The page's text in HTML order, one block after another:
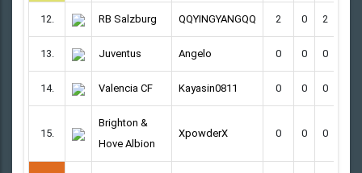
12. RB Salzburg QQYINGYANGQQ 2 0 2
13. Juventus Angelo 0 0 0
14. Valencia CF Kayasin0811 0 0 0
15.
Brighton &
Hove Albion
XpowderX 0 0 0